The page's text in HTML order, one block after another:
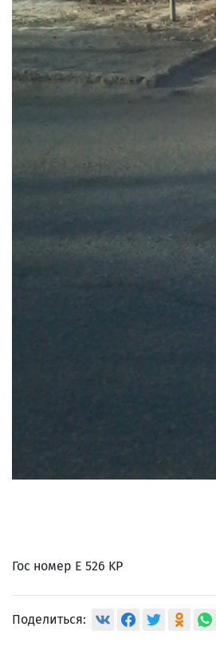
Гос номер E 526 KP
Поделиться: